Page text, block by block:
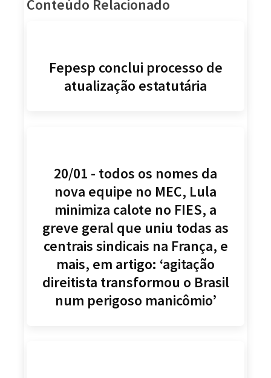
Conteúdo Relacionado
Fepesp conclui processo de
atualização estatutária
20/01 - todos os nomes da
nova equipe no MEC, Lula
minimiza calote no FIES, a
greve geral que uniu todas as
centrais sindicais na França, e
mais, em artigo: ‘agitação
direitista transformou o Brasil
num perigoso manicômio’